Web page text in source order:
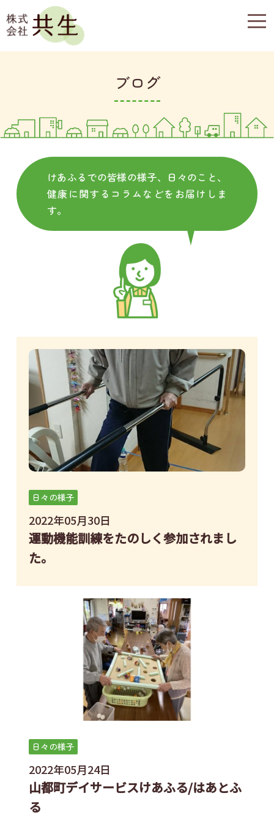
ブログ
けあふるでの皆様の様子、日々のこと、
健康に関するコラムなどをお届けしま
す。
日々の様子
2022年05月30日
運動機能訓練をたのしく参加されまし
た。
日々の様子
2022年05月24日
山都町デイサービスけあふる/はあとふ
る